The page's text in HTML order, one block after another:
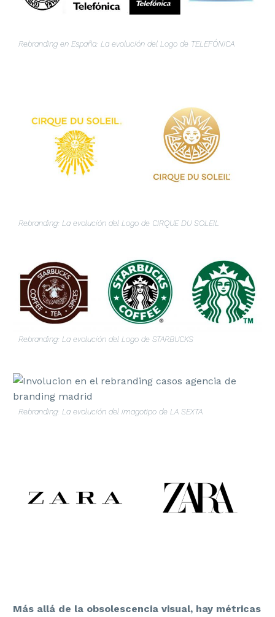
Rebranding en España: La evolución del Logo de TELEFÓNICA
Rebranding: La evolución del Logo de CIRQUE DU SOLEIL
Rebranding: La evolución del Logo de STARBUCKS
Rebranding: La evolución del imagotipo de LA SEXTA
Más allá de la obsolescencia visual, hay métricas